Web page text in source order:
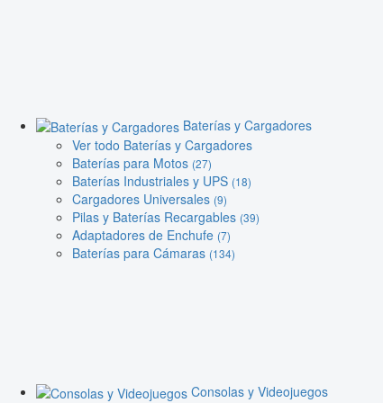
Baterías y Cargadores
Ver todo Baterías y Cargadores
Baterías para Motos (27)
Baterías Industriales y UPS (18)
Cargadores Universales (9)
Pilas y Baterías Recargables (39)
Adaptadores de Enchufe (7)
Baterías para Cámaras (134)
Consolas y Videojuegos